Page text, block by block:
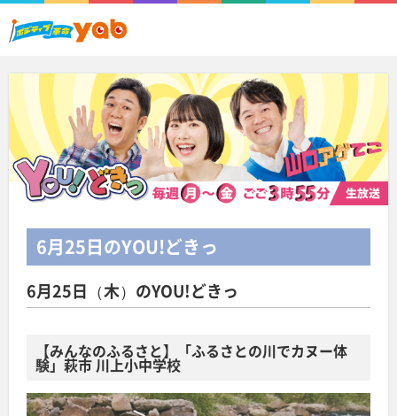
6月25日のYOU!どきっ
6月25日（木）のYOU!どきっ
【みんなのふるさと】 「ふるさとの川でカヌー体
験」萩市 川上小中学校